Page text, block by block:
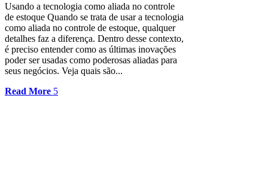
Usando a tecnologia como aliada no controle
de estoque Quando se trata de usar a tecnologia
como aliada no controle de estoque, qualquer
detalhes faz a diferença. Dentro desse contexto,
é preciso entender como as últimas inovações
poder ser usadas como poderosas aliadas para
seus negócios. Veja quais são...
Read More